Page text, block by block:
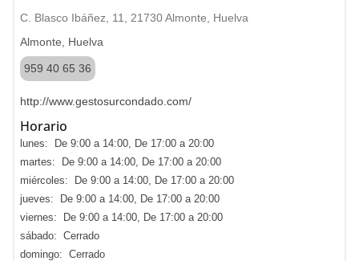
C. Blasco Ibáñez, 11, 21730 Almonte, Huelva
Almonte, Huelva
959 40 65 36
http://www.gestosurcondado.com/
Horario
lunes: De 9:00 a 14:00, De 17:00 a 20:00
martes: De 9:00 a 14:00, De 17:00 a 20:00
miércoles: De 9:00 a 14:00, De 17:00 a 20:00
jueves: De 9:00 a 14:00, De 17:00 a 20:00
viernes: De 9:00 a 14:00, De 17:00 a 20:00
sábado: Cerrado
domingo: Cerrado